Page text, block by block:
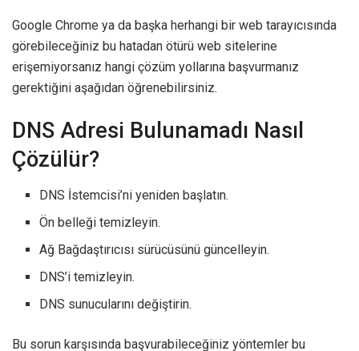
Google Chrome ya da başka herhangi bir web tarayıcısında
görebileceğiniz bu hatadan ötürü web sitelerine
erişemiyorsanız hangi çözüm yollarına başvurmanız
gerektiğini aşağıdan öğrenebilirsiniz.
DNS Adresi Bulunamadı Nasıl
Çözülür?
DNS İstemcisi’ni yeniden başlatın.
Ön belleği temizleyin.
Ağ Bağdaştırıcısı sürücüsünü güncelleyin.
DNS’i temizleyin.
DNS sunucularını değiştirin.
Bu sorun karşısında başvurabileceğiniz yöntemler bu